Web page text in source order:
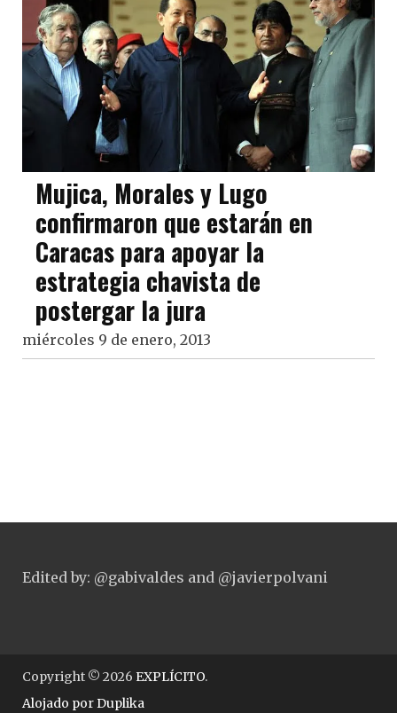
Mujica, Morales y Lugo
confirmaron que estarán en
Caracas para apoyar la
estrategia chavista de
postergar la jura
miércoles 9 de enero, 2013
Edited by: @gabivaldes and @javierpolvani
Copyright © 2026 EXPLÍCITO.
Alojado porDuplika